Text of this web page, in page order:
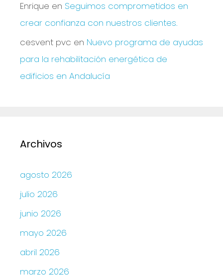
Enrique en Seguimos comprometidos en
crear confianza con nuestros clientes.
cesvent pvc en Nuevo programa de ayudas
para la rehabilitación energética de
edificios en Andalucía
Archivos
agosto 2026
julio 2026
junio 2026
mayo 2026
abril 2026
marzo 2026